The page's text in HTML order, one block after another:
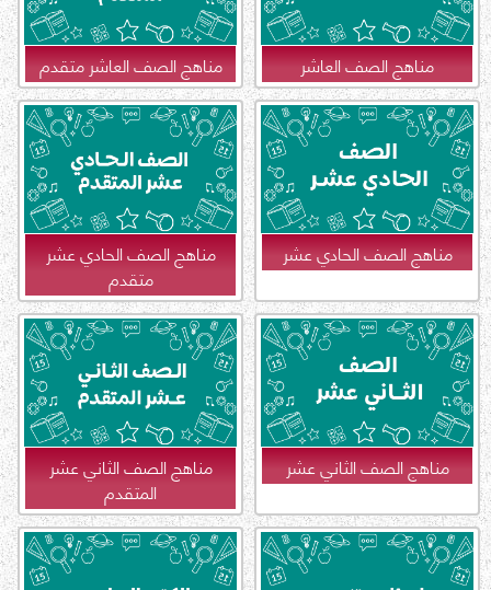
مناهج الصف العاشر مناهج الصف العاشر متقدم
مناهج الصف الحادي عشر مناهج الصف الحادي عشر
متقدم
مناهج الصف الثاني عشر مناهج الصف الثاني عشر
المتقدم